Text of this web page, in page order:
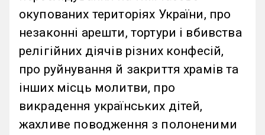
окупованих територіях України, про
незаконні арешти, тортури і вбивства
релігійних діячів різних конфесій,
про руйнування й закриття храмів та
інших місць молитви, про
викрадення українських дітей,
жахливе поводження з полоненими